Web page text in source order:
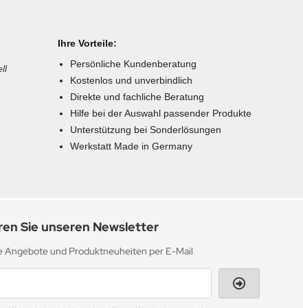
Ihre Vorteile:
Persönliche Kundenberatung
Kostenlos und unverbindlich
Direkte und fachliche Beratung
Hilfe bei der Auswahl passender Produkte
Unterstützung bei Sonderlösungen
Werkstatt Made in Germany
Sie unseren Newsletter
Angebote und Produktneuheiten per E-Mail